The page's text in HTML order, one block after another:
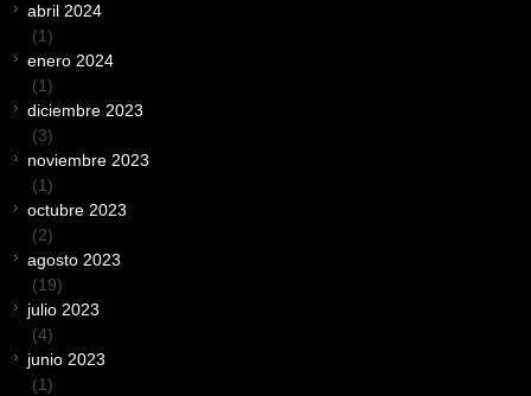
abril 2024
(1)
enero 2024
(1)
diciembre 2023
(3)
noviembre 2023
(1)
octubre 2023
(2)
agosto 2023
(19)
julio 2023
(4)
junio 2023
(1)